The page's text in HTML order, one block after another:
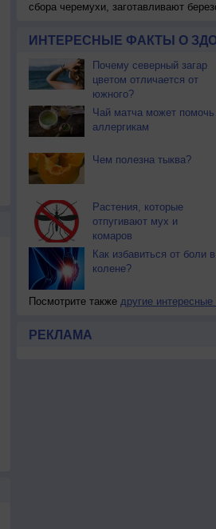
сбора черемухи, заготавливают
ИНТЕРЕСНЫЕ ФАКТЫ О
Почему северный загар
цветом отличается от
южного?
Чай матча может помочь
аллергикам
Чем полезна тыква?
Растения, которые
отпугивают мух и
комаров
Как избавиться от боли в
колене?
Посмотрите также другие интересные
РЕКЛАМА